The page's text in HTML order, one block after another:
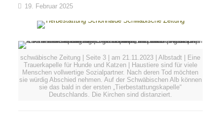
19. Februar 2025
schwäbische Zeitung | Seite 3 | am 21.11.2023 | Albstadt | Eine
Trauerkapelle für Hunde und Katzen | Haustiere sind für viele
Menschen vollwertige Sozialpartner. Nach deren Tod möchten
sie würdig Abschied nehmen. Auf der Schwäbischen Alb können
sie das bald in der ersten „Tierbestattungskapelle“
Deutschlands. Die Kirchen sind distanziert.